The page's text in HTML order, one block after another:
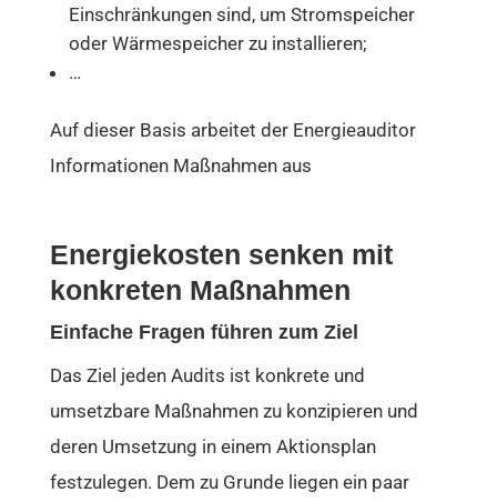
Einschränkungen sind, um Stromspeicher
oder Wärmespeicher zu installieren;
…
Auf dieser Basis arbeitet der Energieauditor
Informationen Maßnahmen aus
Energiekosten senken mit
konkreten Maßnahmen
Einfache Fragen führen zum Ziel
Das Ziel jeden Audits ist konkrete und
umsetzbare Maßnahmen zu konzipieren und
deren Umsetzung in einem Aktionsplan
festzulegen. Dem zu Grunde liegen ein paar